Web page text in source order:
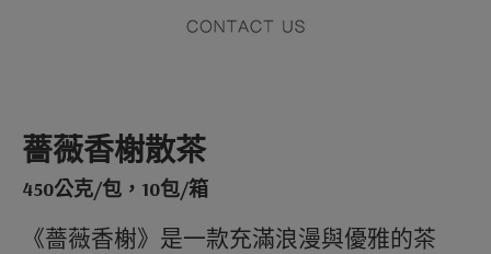
薔薇香榭散茶
450公克/包，10包/箱
《薔薇香榭》是一款充滿浪漫與優雅的茶